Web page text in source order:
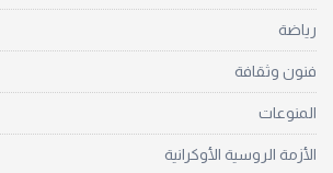
رياضة
فنون وثقافة
المنوعات
الأزمة الروسية الأوكرانية